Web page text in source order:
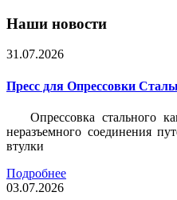
Наши новости
31.07.2026
Пресс для Опрессовки
Опрессовка стального
неразъемного соединения
втулки
Подробнее
03.07.2026